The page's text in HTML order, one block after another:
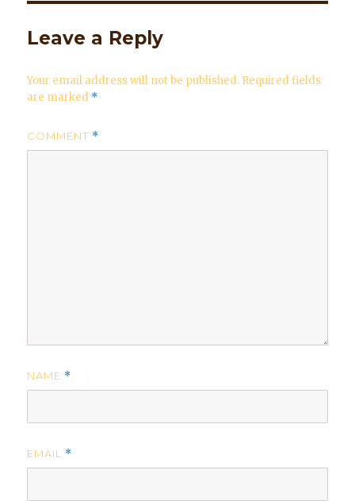
Leave a Reply
Your email address will not be published. Required fields
are marked *
COMMENT *
NAME *
EMAIL *